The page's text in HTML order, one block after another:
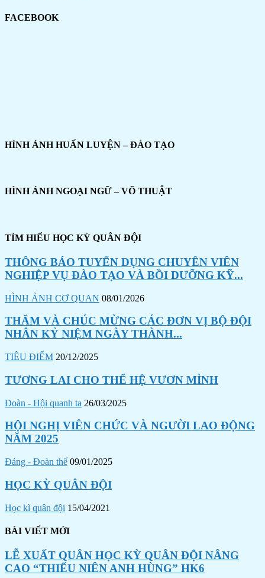
FACEBOOK
HÌNH ẢNH HUẤN LUYỆN – ĐÀO TẠO
HÌNH ẢNH NGOẠI NGỮ – VÕ THUẬT
TÌM HIỂU HỌC KỲ QUÂN ĐỘI
THÔNG BÁO TUYỂN DỤNG CHUYÊN VIÊN
NGHIỆP VỤ ĐÀO TẠO VÀ BỒI DƯỠNG KỸ...
HÌNH ẢNH CƠ QUAN 08/01/2026
THĂM VÀ CHÚC MỪNG CÁC ĐƠN VỊ BỘ ĐỘI
NHÂN KỶ NIỆM NGÀY THÀNH...
TIÊU ĐIỂM 20/12/2025
TƯƠNG LAI CHO THẾ HỆ VƯƠN MÌNH
Đoàn - Hội quanh ta 26/03/2025
HỘI NGHỊ VIÊN CHỨC VÀ NGƯỜI LAO ĐỘNG
NĂM 2025
Đảng - Đoàn thể 09/01/2025
HỌC KỲ QUÂN ĐỘI
Học kì quân đội 15/04/2021
BÀI VIẾT MỚI
LỄ XUẤT QUÂN HỌC KỲ QUÂN ĐỘI NÂNG
CAO “THIẾU NIÊN ANH HÙNG” HK6